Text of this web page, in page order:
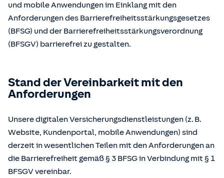
und mobile Anwendungen im Einklang mit den
Anforderungen des Barrierefreiheitsstärkungsgesetzes
(BFSG) und der Barrierefreiheitsstärkungsverordnung
(BFSGV) barrierefrei zu gestalten.
Stand der Vereinbarkeit mit den
Anforderungen
Unsere digitalen Versicherungsdienstleistungen (z. B.
Website, Kundenportal, mobile Anwendungen) sind
derzeit in wesentlichen Teilen mit den Anforderungen an
die Barrierefreiheit gemäß § 3 BFSG in Verbindung mit § 1
BFSGV vereinbar.